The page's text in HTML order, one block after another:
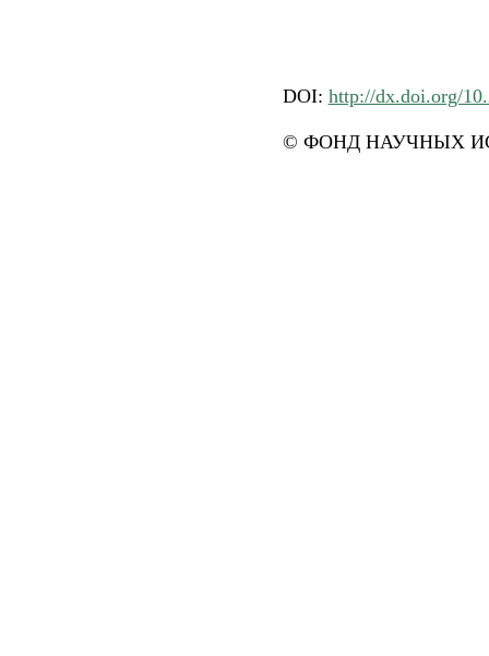
DOI: http://dx.doi.org/
© ФОНД НАУЧНЫХ